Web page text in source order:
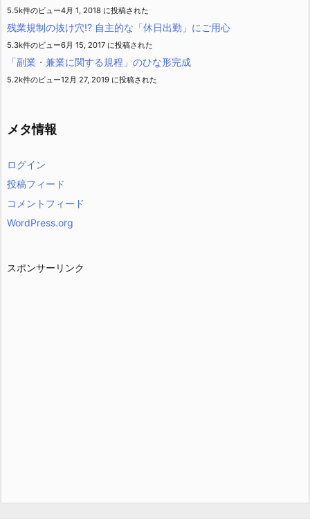
5.5k件のビュー4月 1, 2018 に投稿された
残業規制の抜け穴!? 自主的な「休日出勤」にご用心
5.3k件のビュー6月 15, 2017 に投稿された
「副業・兼業に関する規程」のひな形完成
5.2k件のビュー12月 27, 2019 に投稿された
メタ情報
ログイン
投稿フィード
コメントフィード
WordPress.org
スポンサーリンク